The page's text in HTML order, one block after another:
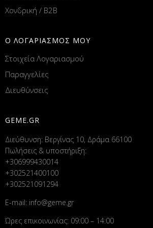
Χονδρική / B2B
Ο ΛΟΓΑΡΙΑΣΜΟΣ ΜΟΥ
Στοιχεία Λογαριασμού
Παραγγελίες
Διευθύνσεις
GEME.GR
Διεύθυνση: Βεργίνας 10, Δράμα 66100
Πωλήσεις & υποστήριξη:
+306999430014
+302521400100
+302521091294
E-mail: info@geme.gr
Ώρες επικοινωνίας: 09:00 – 14:00